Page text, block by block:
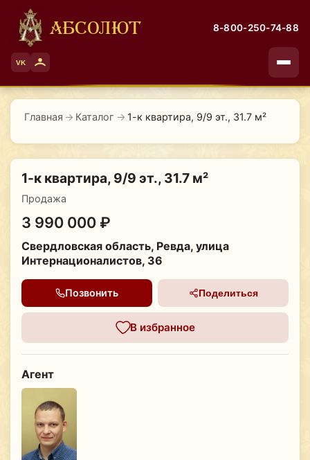
АБСОЛЮТ 8-800-250-74-88
VK
Главная → Каталог → 1-к квартира, 9/9 эт., 31.7 м²
1-к квартира, 9/9 эт., 31.7 м²
Продажа
3 990 000 ₽
Свердловская область, Ревда, улица
Интернационалистов, 36
Позвонить Поделиться
В избранное
Агент